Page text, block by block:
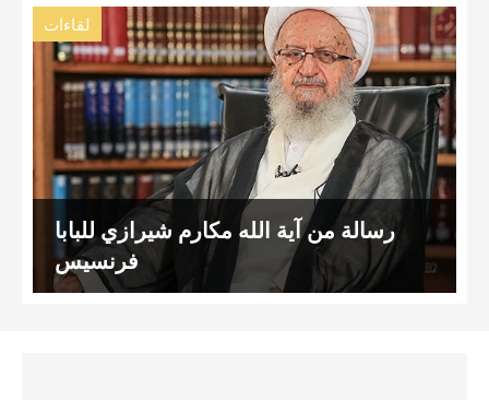
لقاءات
رسالة من آية الله مكارم شيرازي للبابا
فرنسيس